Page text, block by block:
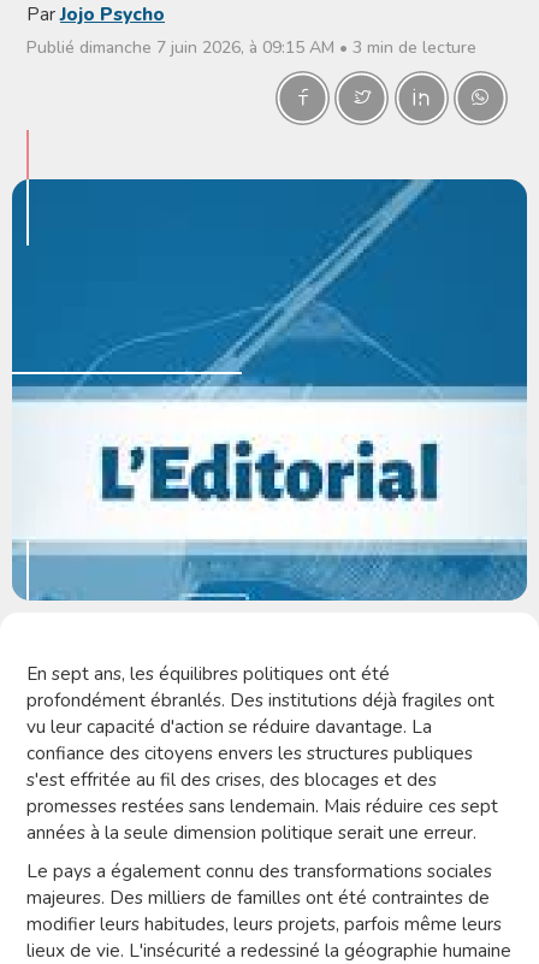
ParJojo Psycho
Publié dimanche 7 juin 2026, à 09:15 AM • 3 min de lecture
En sept ans, les équilibres politiques ont été
profondément ébranlés. Des institutions déjà fragiles ont
vu leur capacité d'action se réduire davantage. La
confiance des citoyens envers les structures publiques
s'est effritée au fil des crises, des blocages et des
promesses restées sans lendemain. Mais réduire ces sept
années à la seule dimension politique serait une erreur.
Le pays a également connu des transformations sociales
majeures. Des milliers de familles ont été contraintes de
modifier leurs habitudes, leurs projets, parfois même leurs
lieux de vie. L'insécurité a redessiné la géographie humaine